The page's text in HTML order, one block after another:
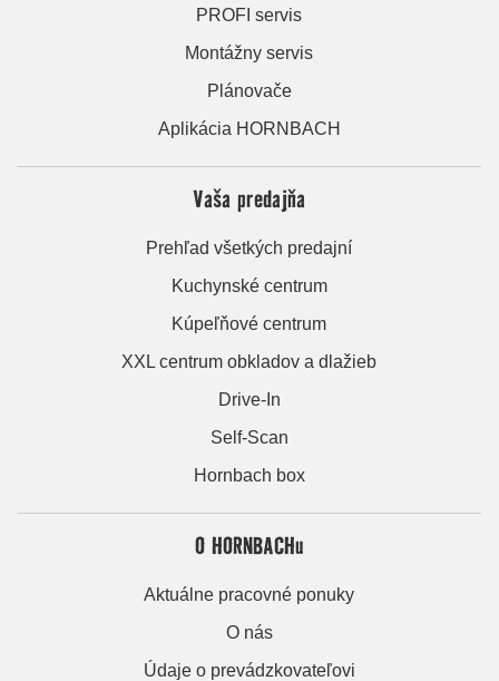
PROFI servis
Montážny servis
Plánovače
Aplikácia HORNBACH
Vaša predajňa
Prehľad všetkých predajní
Kuchynské centrum
Kúpeľňové centrum
XXL centrum obkladov a dlažieb
Drive-In
Self-Scan
Hornbach box
O HORNBACHu
Aktuálne pracovné ponuky
O nás
Údaje o prevádzkovateľovi